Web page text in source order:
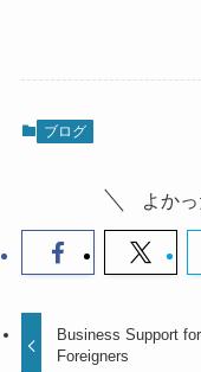
ブログ
よか
Business Support for
Foreigners